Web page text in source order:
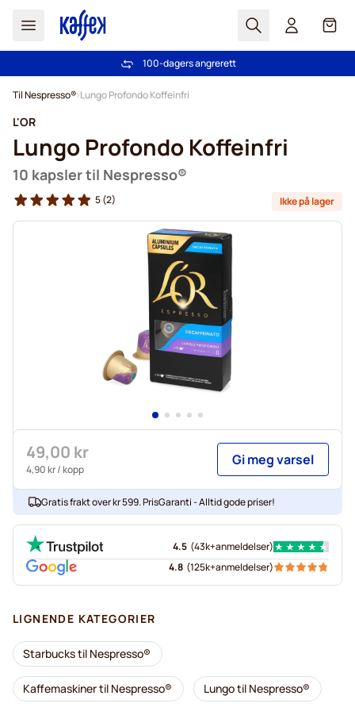
Søk Cart
Gratis frakt over kr 599
100-dagers angrerett
Til Nespresso® Lungo Profondo Koffeinfri
L'OR
Lungo Profondo Koffeinfri
10 kapsler til Nespresso®
5(2) Ikke på lager
49,00 kr
4,90 kr/ kopp
Gi meg varsel
Gratis frakt over kr 599. PrisGaranti - Alltid gode priser!
4.5 (43k+anmeldelser)
4.8 (125k+anmeldelser)
LIGNENDE KATEGORIER
Starbucks til Nespresso®
Kaffemaskiner til Nespresso® Lungo til Nespresso®